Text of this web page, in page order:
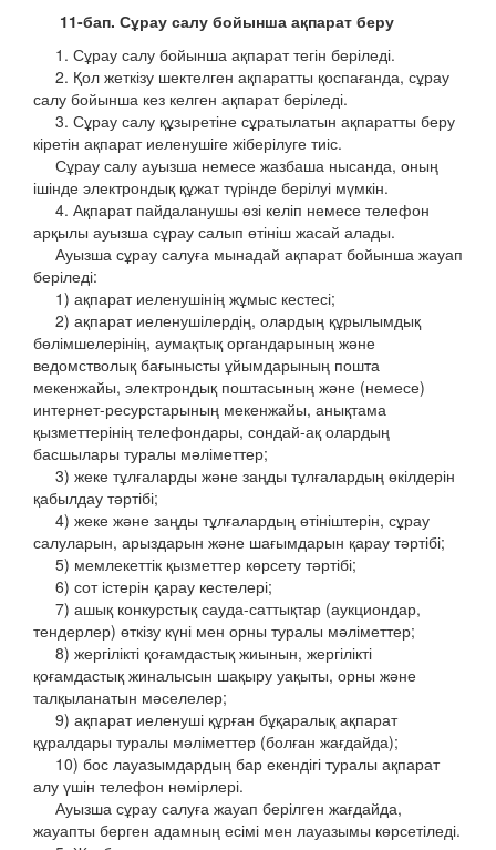
11-бап. Сұрау салу бойынша ақпарат беру
1. Сұрау салу бойынша ақпарат тегін беріледі.
2. Қол жеткізу шектелген ақпаратты қоспағанда, сұрау
салу бойынша кез келген ақпарат беріледі.
3. Сұрау салу құзыретіне сұратылатын ақпаратты беру
кіретін ақпарат иеленушіге жіберілуге тиіс.
Сұрау салу ауызша немесе жазбаша нысанда, оның
ішінде электрондық құжат түрінде берілуі мүмкін.
4. Ақпарат пайдаланушы өзі келіп немесе телефон
арқылы ауызша сұрау салып өтініш жасай алады.
Ауызша сұрау салуға мынадай ақпарат бойынша жауап
беріледі:
1) ақпарат иеленушінің жұмыс кестесі;
2) ақпарат иеленушілердің, олардың құрылымдық
бөлімшелерінің, аумақтық органдарының және
ведомстволық бағынысты ұйымдарының пошта
мекенжайы, электрондық поштасының және (немесе)
интернет-ресурстарының мекенжайы, анықтама
қызметтерінің телефондары, сондай-ақ олардың
басшылары туралы мәліметтер;
3) жеке тұлғаларды және заңды тұлғалардың өкілдерін
қабылдау тәртібі;
4) жеке және заңды тұлғалардың өтініштерін, сұрау
салуларын, арыздарын және шағымдарын қарау тәртібі;
5) мемлекеттік қызметтер көрсету тәртібі;
6) сот істерін қарау кестелері;
7) ашық конкурстық сауда-саттықтар (аукциондар,
тендерлер) өткізу күні мен орны туралы мәліметтер;
8) жергілікті қоғамдастық жиынын, жергілікті
қоғамдастық жиналысын шақыру уақыты, орны және
талқыланатын мәселелер;
9) ақпарат иеленуші құрған бұқаралық ақпарат
құралдары туралы мәліметтер (болған жағдайда);
10) бос лауазымдардың бар екендігі туралы ақпарат
алу үшін телефон нөмірлері.
Ауызша сұрау салуға жауап берілген жағдайда,
жауапты берген адамның есімі мен лауазымы көрсетіледі.